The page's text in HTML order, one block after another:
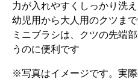
力が入れやすくしっかり洗
幼児用から大人用のクツまで
ミニブラシは、クツの先端
うのに便利です
※写真はイメージです。実